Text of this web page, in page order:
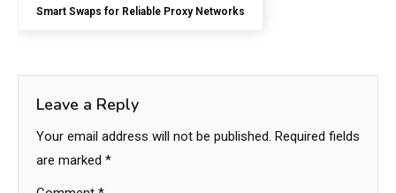
Smart Swaps for Reliable Proxy Networks
Leave a Reply
Your email address will not be published. Required fields
are marked *